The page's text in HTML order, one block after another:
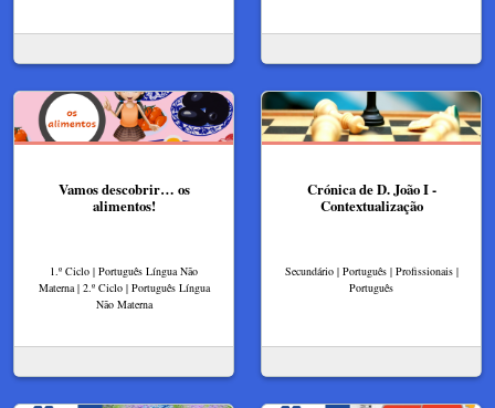
Vamos descobrir… os
alimentos!
1.º Ciclo | Português Língua Não
Materna | 2.º Ciclo | Português Língua
Não Materna
Crónica de D. João I -
Contextualização
Secundário | Português | Profissionais |
Português